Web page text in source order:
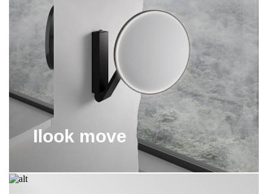
ВЕДРО KEUCO
ДЕРЖАТЕЛЬ KEUCO
ДОЗАТОР KEUCO
ЕРШИК KEUCO
ЗЕРКАЛО KEUCO
КОРЗИНКА ДЛЯ ДУША KEUCO
Ilook move